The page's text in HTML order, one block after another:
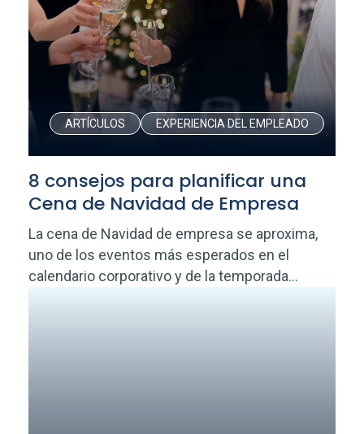
ARTÍCULOS EXPERIENCIA DEL EMPLEADO
8 consejos para planificar una
Cena de Navidad de Empresa
La cena de Navidad de empresa se aproxima,
uno de los eventos más esperados en el
calendario corporativo y de la temporada...